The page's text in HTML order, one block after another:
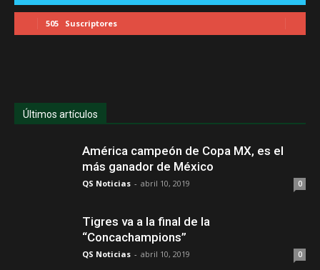
505 Suscriptores
Últimos artículos
América campeón de Copa MX, es el
más ganador de México
QS Noticias - abril 10, 2019 0
Tigres va a la final de la
“Concachampions”
QS Noticias - abril 10, 2019 0